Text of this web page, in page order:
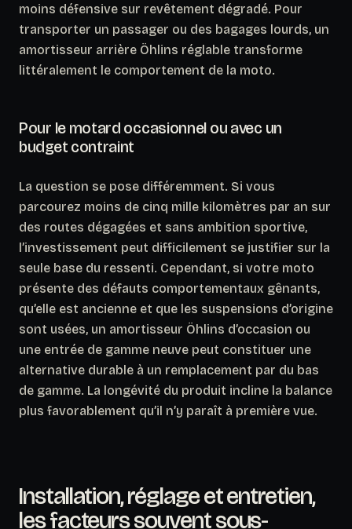
moins défensive sur revêtement dégradé. Pour
transporter un passager ou des bagages lourds, un
amortisseur arrière Öhlins réglable transforme
littéralement le comportement de la moto.
Pour le motard occasionnel ou avec un
budget contraint
La question se pose différemment. Si vous
parcourez moins de cinq mille kilomètres par an sur
des routes dégagées et sans ambition sportive,
l’investissement peut difficilement se justifier sur la
seule base du ressenti. Cependant, si votre moto
présente des défauts comportementaux gênants,
qu’elle est ancienne et que les suspensions d’origine
sont usées, un amortisseur Öhlins d’occasion ou
une entrée de gamme neuve peut constituer une
alternative durable à un remplacement par du bas
de gamme. La longévité du produit incline la balance
plus favorablement qu’il n’y paraît à première vue.
Installation, réglage et entretien,
les facteurs souvent sous-